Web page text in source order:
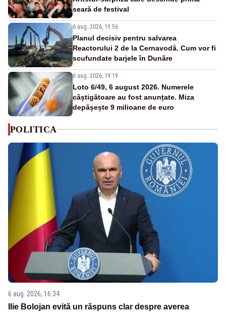
seară de festival
6 aug. 2026, 19:56
Planul decisiv pentru salvarea
Reactorului 2 de la Cernavodă. Cum vor fi
scufundate barjele în Dunăre
6 aug. 2026, 19:19
Loto 6/49, 6 august 2026. Numerele
câștigătoare au fost anunțate. Miza
depășește 9 milioane de euro
POLITICA
6 aug. 2026, 16:34
Ilie Bolojan evită un răspuns clar despre averea